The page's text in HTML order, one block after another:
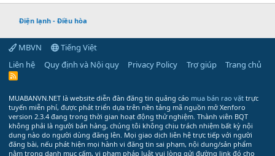
Điện lạnh - Điều hòa
MBVN
Tiếng Việt
Liên hệ
Quy định và Nội quy Privacy Policy Trợ giúp Trang chủ
R
MUABANVN.NET là website diễn đàn đăng tin quảng cáo mua bán rao vặt trực
tuyến miễn phí, được phát triển dựa trên nền tảng mã nguồn mở Xenforo
version 2.3.4 đang trong thời gian hoạt động thử nghiệm. Thành viên BQT
không phải là người bán hàng, chúng tôi không chịu trách nhiệm bất kỳ nội
dung nào do người dùng đăng lên. Mọi giao dịch liên hệ trực tiếp với người
đăng bài, nếu phát hiện mọi hành vi đăng tin sai phạm, nội dung/sản phẩm
nằm trong danh mục cấm, vi phạm pháp luật vui lòng gửi đường link đó cho